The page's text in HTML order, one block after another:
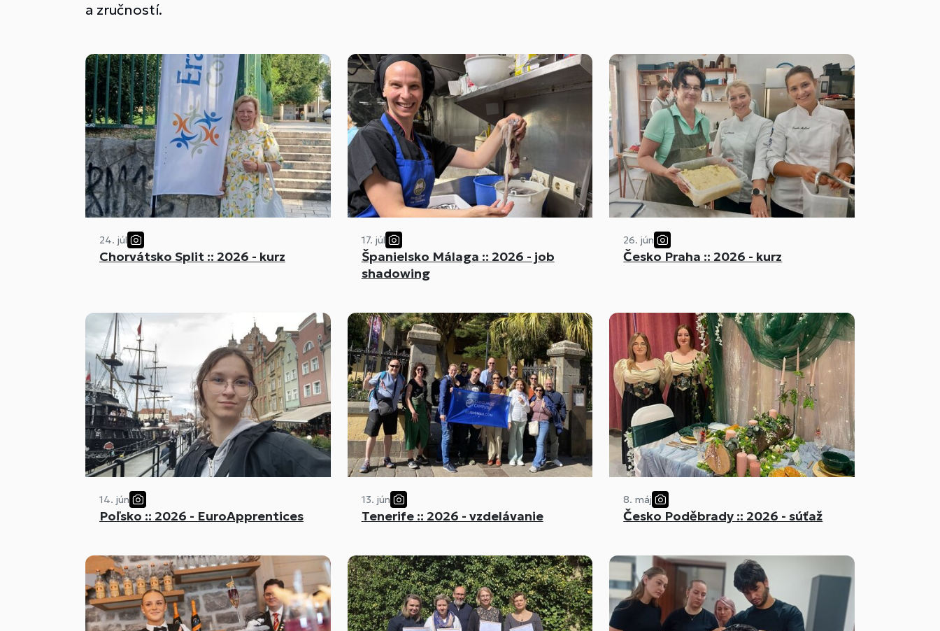
a zručností.
24. júl
Chorvátsko Split :: 2026 - kurz
17. júl
Španielsko Málaga :: 2026 - job
shadowing
26. jún
Česko Praha :: 2026 - kurz
14. jún
Poľsko :: 2026 - EuroApprentices
13. jún
Tenerife :: 2026 - vzdelávanie
8. máj
Česko Poděbrady :: 2026 - súťaž